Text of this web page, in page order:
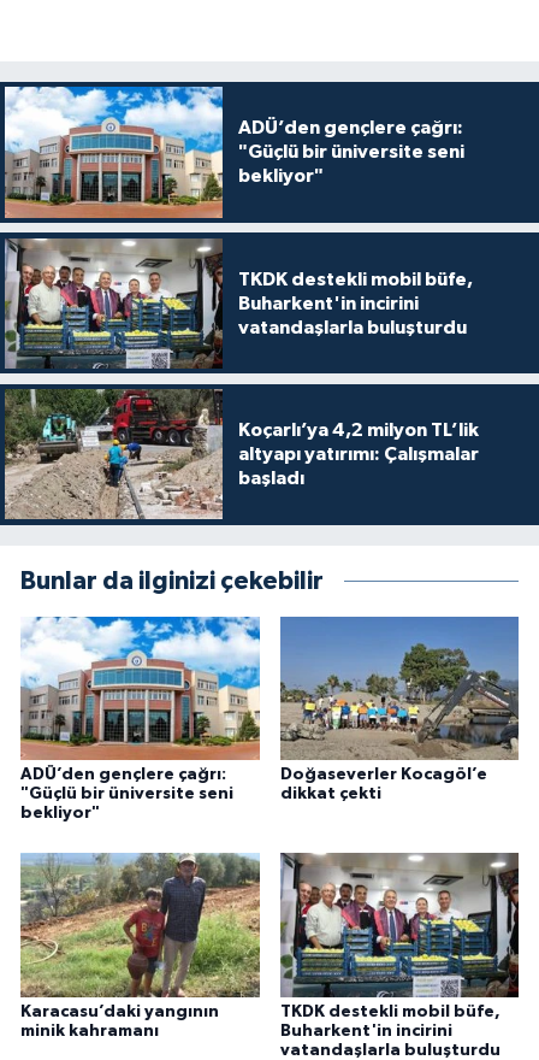
ADÜ’den gençlere çağrı:
"Güçlü bir üniversite seni
bekliyor"
TKDK destekli mobil büfe,
Buharkent'in incirini
vatandaşlarla buluşturdu
Koçarlı’ya 4,2 milyon TL’lik
altyapı yatırımı: Çalışmalar
başladı
Bunlar da ilginizi çekebilir
ADÜ’den gençlere çağrı:
"Güçlü bir üniversite seni
bekliyor"
Doğaseverler Kocagöl’e
dikkat çekti
Karacasu’daki yangının
minik kahramanı
TKDK destekli mobil büfe,
Buharkent'in incirini
vatandaşlarla buluşturdu